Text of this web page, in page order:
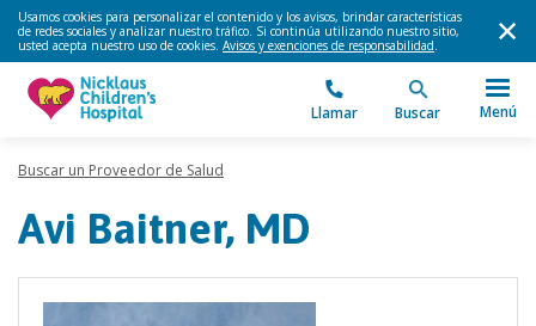
Usamos cookies para personalizar el contenido y los avisos, brindar características
de redes sociales y analizar nuestro tráfico. Si continúa utilizando nuestro sitio,
usted acepta nuestro uso de cookies. Avisos y exenciones de responsabilidad.
Llamar Buscar Menú
Buscar un Proveedor de Salud
Avi Baitner, MD